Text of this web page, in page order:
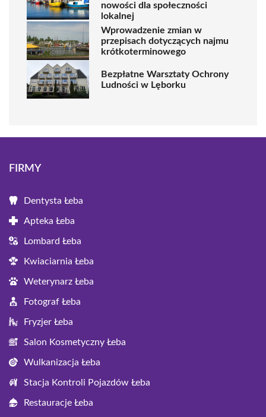
nowości dla społeczności
lokalnej
Wprowadzenie zmian w
przepisach dotyczących najmu
krótkoterminowego
Bezpłatne Warsztaty Ochrony
Ludności w Lęborku
FIRMY
Dentysta Łeba
Apteka Łeba
Lombard Łeba
Kwiaciarnia Łeba
Weterynarz Łeba
Fotograf Łeba
Fryzjer Łeba
Salon Kosmetyczny Łeba
Wulkanizacja Łeba
Stacja Kontroli Pojazdów Łeba
Restauracje Łeba